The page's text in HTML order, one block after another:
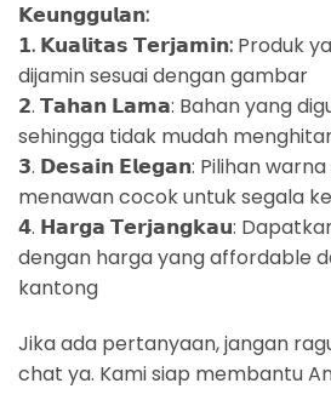
𝗞𝗲𝘂𝗻𝗴𝗴𝘂𝗹𝗮𝗻:
𝟭. 𝗞𝘂𝗮𝗹𝗶𝘁𝗮𝘀 𝗧𝗲𝗿𝗷𝗮𝗺𝗶𝗻: Produk
dijamin sesuai dengan gambar
𝟮. 𝗧𝗮𝗵𝗮𝗻 𝗟𝗮𝗺𝗮: Bahan yang
sehingga tidak mudah
𝟯. 𝗗𝗲𝘀𝗮𝗶𝗻 𝗘𝗹𝗲𝗴𝗮𝗻: Pilihan
menawan cocok untuk segala
𝟰. 𝗛𝗮𝗿𝗴𝗮 𝗧𝗲𝗿𝗷𝗮𝗻𝗴𝗸𝗮𝘂:
dengan harga yang affordable
kantong
Jika ada pertanyaan, jangan
chat ya. Kami siap membantu